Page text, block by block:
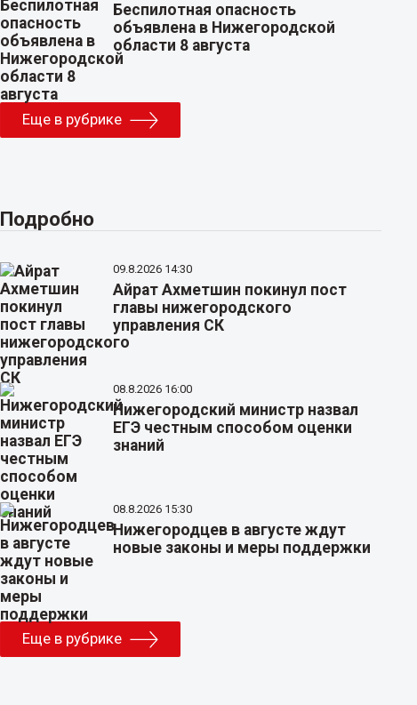
Беспилотная опасность
объявлена в Нижегородской
области 8 августа
Еще в рубрике
Подробно
09.8.2026 14:30
Айрат Ахметшин покинул пост
главы нижегородского
управления СК
08.8.2026 16:00
Нижегородский министр назвал
ЕГЭ честным способом оценки
знаний
08.8.2026 15:30
Нижегородцев в августе ждут
новые законы и меры поддержки
Еще в рубрике